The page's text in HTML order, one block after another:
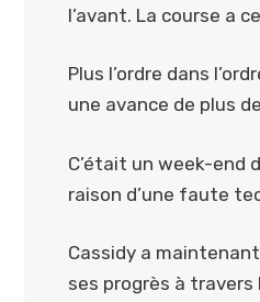
l’avant. La course a
Plus l’ordre dans
une avance de plus
C’était un week-end
raison d’une faute
Cassidy a
ses progrès à travers